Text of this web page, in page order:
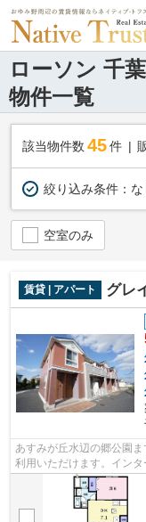
ローソン 千
物件一覧
該当物件数 45件
絞り込み条件： な
空室のみ
賃貸 | アパート グレ
あすみが丘水辺の郷公園
利用いただけます。イン
おすすめです。千葉市緑区